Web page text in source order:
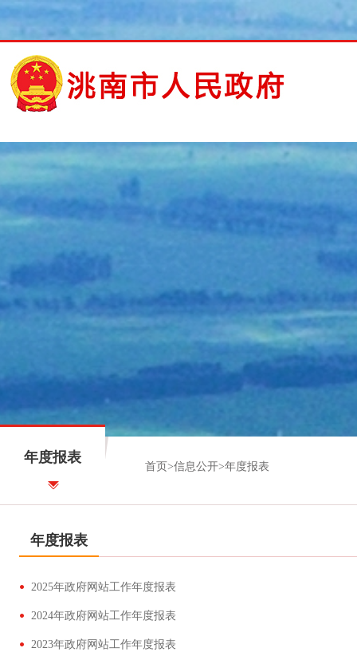
年度报表
首页 >信息公开>年度报表
年度报表
2025年政府网站工作年度报表
2024年政府网站工作年度报表
2023年政府网站工作年度报表